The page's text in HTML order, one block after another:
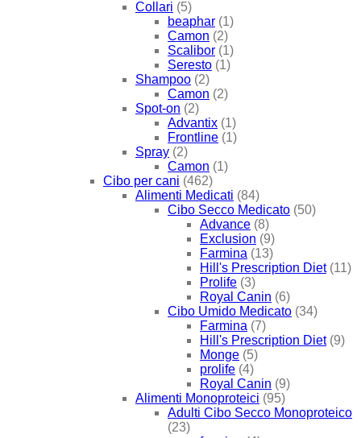
Collari (5)
beaphar (1)
Camon (2)
Scalibor (1)
Seresto (1)
Shampoo (2)
Camon (2)
Spot-on (2)
Advantix (1)
Frontline (1)
Spray (2)
Camon (1)
Cibo per cani (462)
Alimenti Medicati (84)
Cibo Secco Medicato (50)
Advance (8)
Exclusion (9)
Farmina (13)
Hill's Prescription Diet (11)
Prolife (3)
Royal Canin (6)
Cibo Umido Medicato (34)
Farmina (7)
Hill's Prescription Diet (9)
Monge (5)
prolife (4)
Royal Canin (9)
Alimenti Monoproteici (95)
Adulti Cibo Secco Monoproteico
(23)